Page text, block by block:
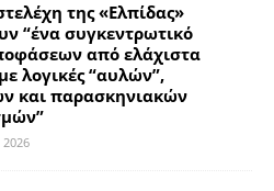
της «Ελπίδας»
“ένα συγκεντρωτικό
από ελάχιστα
λογικές “αυλών”,
και παρασκηνιακών